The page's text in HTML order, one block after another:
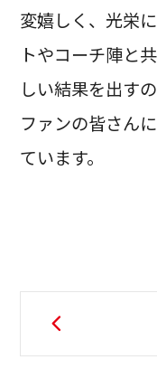
変嬉しく、光栄
トやコーチ陣と
しい結果を出す
ファンの皆さん
ています。